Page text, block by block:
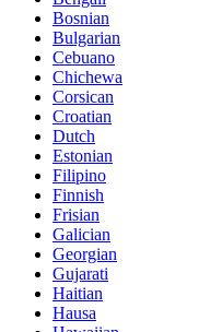
Bosnian
Bulgarian
Cebuano
Chichewa
Corsican
Croatian
Dutch
Estonian
Filipino
Finnish
Frisian
Galician
Georgian
Gujarati
Haitian
Hausa